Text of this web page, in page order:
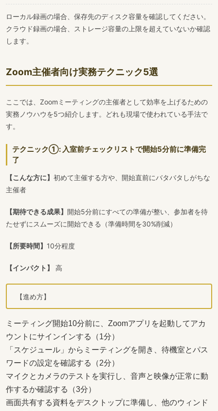
ローカル録画の場合、保存先のディスク容量を確認してください。
クラウド録画の場合、ストレージ容量の上限を超えていないか確認
します。
Zoom主催者向け実務テクニック5選
ここでは、Zoomミーティングの主催者として効率を上げるための
実務ノウハウを5つ紹介します。どれも現場で使われている手法で
す。
テクニック①: 入室前チェックリストで開始5分前に準備完
了
【こんな方に】 初めて主催する方や、開始直前にバタバタしがちな
主催者
【期待できる成果】 開始5分前にすべての準備が整い、参加者を待
たせずにスムーズに開始できる（準備時間を30%削減）
【所要時間】 10分程度
【インパクト】 高
【進め方】
ミーティング開始10分前に、Zoomアプリを起動してアカ
ウントにサインインする（1分）
「スケジュール」からミーティングを開き、待機室とパス
ワードの設定を確認する（2分）
マイクとカメラのテストを実行し、音声と映像が正常に動
作するか確認する（3分）
画面共有する資料をデスクトップに準備し、他のウィンド